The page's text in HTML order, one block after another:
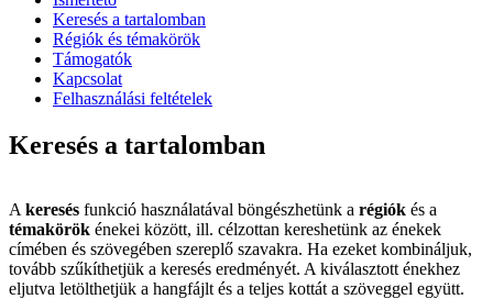
Keresés a tartalomban
Régiók és témakörök
Támogatók
Kapcsolat
Felhasználási feltételek
Keresés a tartalomban
A keresés funkció használatával böngészhetünk a régiók és a
témakörök énekei között, ill. célzottan kereshetünk az énekek
címében és szövegében szereplő szavakra. Ha ezeket kombináljuk,
tovább szűkíthetjük a keresés eredményét. A kiválasztott énekhez
eljutva letölthetjük a hangfájlt és a teljes kottát a szöveggel együtt.